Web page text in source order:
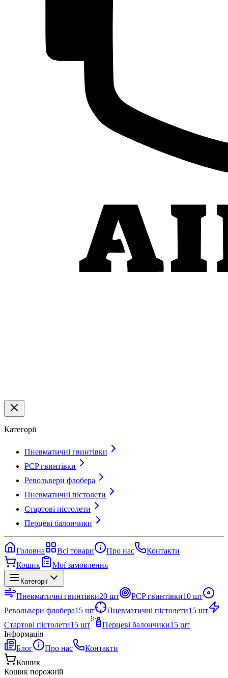
Категорії
Пневматичні гвинтівки
PCP гвинтівки
Револьвери флобера
Пневматичні пістолети
Стартові пістолети
Перцеві балончики
Головна Всі товари Про нас
Контакти
Кошик
Мої замовлення
Категорії
Пневматичні гвинтівки20 шт PCP гвинтівки10 шт
Револьвери флобера15 шт Пневматичні пістолети15 шт
Стартові пістолети15 шт Перцеві балончики15 шт
Інформація
Блог
Про нас
Контакти
Кошик
Кошик порожній